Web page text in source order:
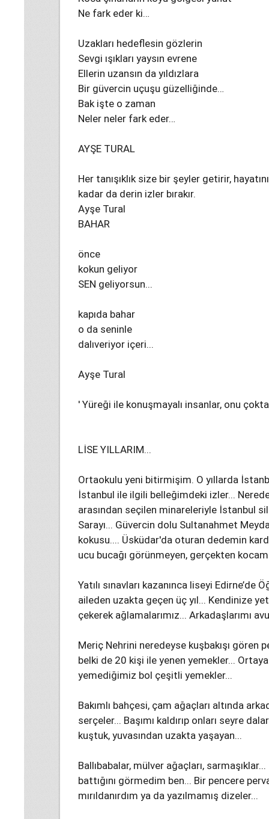
Ne fark eder ki…
Uzakları hedeflesin gözlerin
Sevgi ışıkları yaysın evrene
Ellerin uzansın da yıldızlara
Bir güvercin uçuşu güzelliğinde…
Bak işte o zaman
Neler neler fark eder…
AYŞE TURAL
Her tanışıklık size bir şeyler getirir,
kadar da derin izler bırakır.
Ayşe Tural
BAHAR
önce
kokun geliyor
SEN geliyorsun...
kapıda bahar
o da seninle
dalıveriyor içeri...
Ayşe Tural
' Yüreği ile konuşmayalı insanlar, onu
LİSE YILLARIM...
Ortaokulu yeni bitirmişim. O yıllarda
İstanbul ile ilgili belleğimdeki izler...
arasından seçilen minareleriyle İstanbul
Sarayı... Güvercin dolu Sultanahmet
kokusu.... Üsküdar'da oturan dedemin
ucu bucağı görünmeyen, gerçekten
Yatılı sınavları kazanınca liseyi
aileden uzakta geçen üç yıl... Kendinize
çekerek ağlamalarımız... Arkadaşlarımı
Meriç Nehrini neredeyse kuşbakışı gören
belki de 20 kişi ile yenen yemekler...
yemediğimiz bol çeşitli yemekler...
Bakımlı bahçesi, çam ağaçları altında
serçeler... Başımı kaldırıp onları seyre
kuştuk, yuvasından uzakta yaşayan...
Ballıbabalar, mülver ağaçları,
battığını görmedim ben... Bir pencere
mırıldanırdım ya da yazılmamış dizeler...